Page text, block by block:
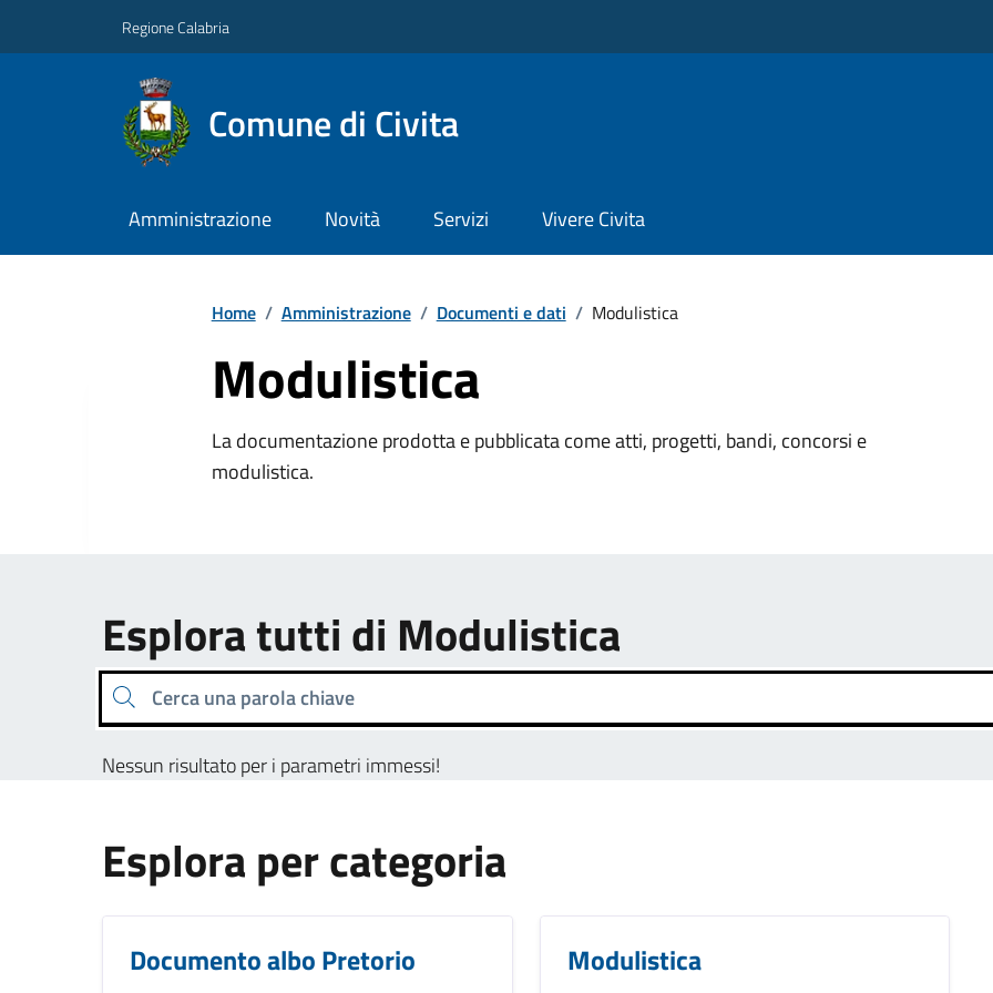
Regione Calabria
Comune di Civita
Amministrazione Novità Servizi Vivere Civita
Home / Amministrazione / Documenti e dati / Modulistica
Modulistica
La documentazione prodotta e pubblicata come atti, progetti, bandi, concorsi e
modulistica.
Esplora tutti di Modulistica
Cerca una parola chiave
Nessun risultato per i parametri immessi!
Esplora per categoria
Documento albo Pretorio Modulistica